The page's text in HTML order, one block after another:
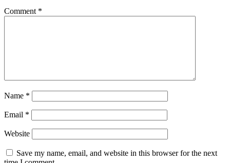
Comment *
Name *
Email *
Website
Save my name, email, and website in this browser for the next